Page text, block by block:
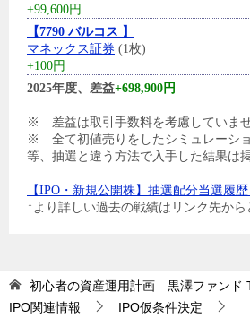
+99,600円
【7790 バルコス 】
マネックス証券 (1枚)
+100円
2025年度、差益+698,900円
※ 差益は取引手数料を考慮していませ
※ 全て初値売りをしたシミュレーシ
等、抽選と違う方法で入手した結果は
【IPO・新規公開株】抽選配分当選履
↑より詳しい過去の戦績はリンク先から
初心者の資産運用計画 黒澤ファンド
IPO関連情報
IPO仮条件決定